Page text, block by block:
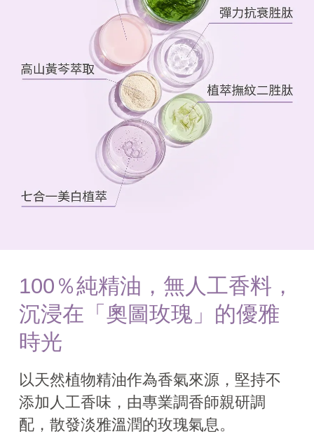
100％純精油，無人工香料，
沉浸在「奧圖玫瑰」的優雅
時光
以天然植物精油作為香氣來源，堅持不
添加人工香味，由專業調香師親研調
配，散發淡雅溫潤的玫瑰氣息。